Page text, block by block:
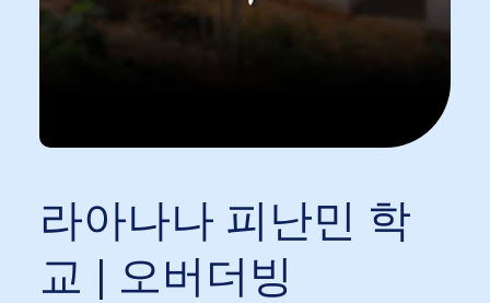
라아나나 피난민 학
교 | 오버더빙